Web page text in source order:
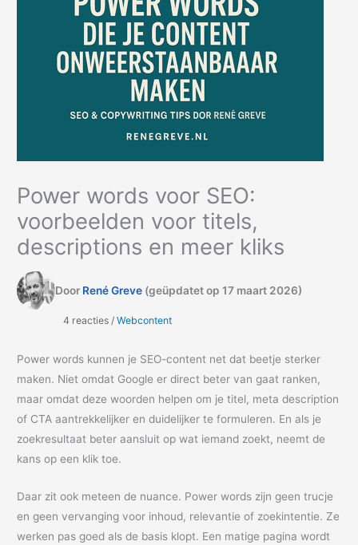
Power words voor SEO:
voorbeelden voor titels,
descriptions en meer kliks
Door René Greve (geüpdatet op 17 maart 2026)
4 reacties /Webcontent
Power words kunnen je SEO-content net dat beetje sterker
maken. Niet omdat Google er direct beter van gaat ranken,
maar omdat deze woorden helpen om je titel, meta description
of CTA aantrekkelijker en duidelijker te formuleren. En als je
zoekresultaat beter aansluit op wat iemand zoekt, neemt de
kans op een klik toe.
Daar zit ook meteen de nuance. Power words zijn geen trucje
en geen vervanging voor inhoud, relevantie of zoekintentie. Ze
werken pas goed als de basis klopt. Een matige pagina wordt